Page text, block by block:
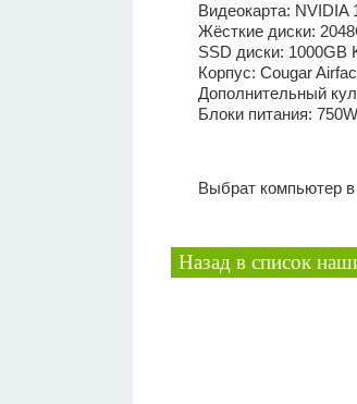
Видеокарта: NVIDIA
Жёсткие диски:
SSD диски: 1000GB
Корпус: Cougar
Дополнительный
Блоки питания:
Выбрат компьютер
Назад в список